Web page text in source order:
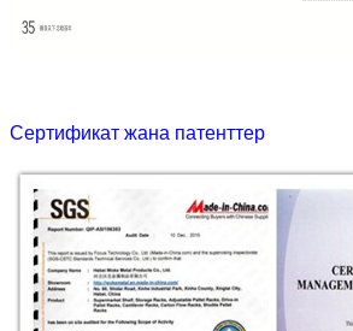
Сертификат жана патенттер